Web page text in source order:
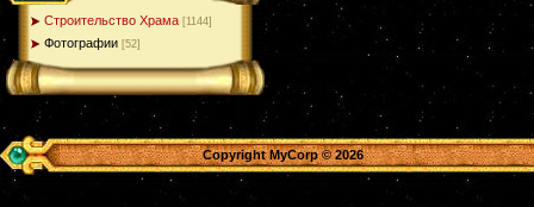
Строительство Храма [1144]
Фотографии [52]
Copyright MyCorp © 2026